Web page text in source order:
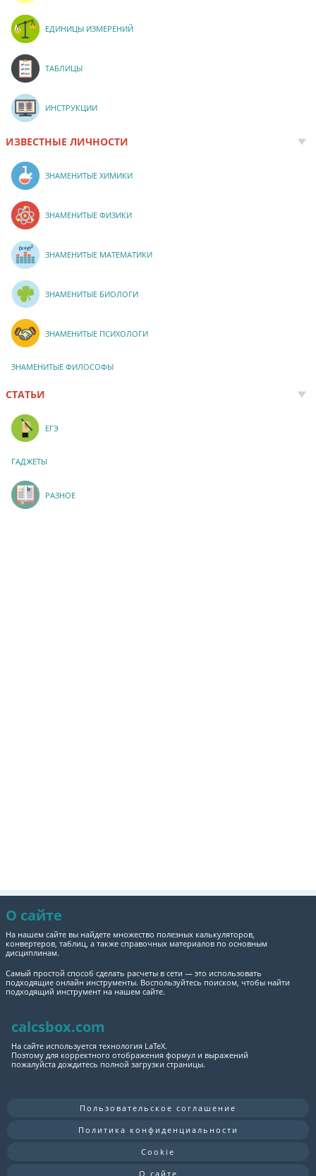
ЕДИНИЦЫ ИЗМЕРЕНИЙ
ТАБЛИЦЫ
ИНСТРУКЦИИ
ИЗВЕСТНЫЕ ЛИЧНОСТИ
ЗНАМЕНИТЫЕ ХИМИКИ
ЗНАМЕНИТЫЕ ФИЗИКИ
ЗНАМЕНИТЫЕ МАТЕМАТИКИ
ЗНАМЕНИТЫЕ БИОЛОГИ
ЗНАМЕНИТЫЕ ПСИХОЛОГИ
ЗНАМЕНИТЫЕ ФИЛОСОФЫ
СТАТЬИ
ЕГЭ
ГАДЖЕТЫ
РАЗНОЕ
О сайте
На нашем сайте вы найдете множество полезных калькуляторов,
конвертеров, таблиц, а также справочных материалов по основным
дисциплинам.
Самый простой способ сделать расчеты в сети — это использовать
подходящие онлайн инструменты. Воспользуйтесь поиском, чтобы найти
подходящий инструмент на нашем сайте.
calcsbox.com
На сайте используется технология LaTeX.
Поэтому для корректного отображения формул и выражений
пожалуйста дождитесь полной загрузки страницы.
Пользовательское соглашение
Политика конфиденциальности
Cookie
О сайте